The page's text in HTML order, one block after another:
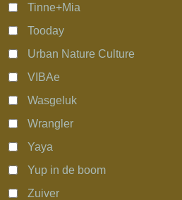
Tinne+Mia
Tooday
Urban Nature Culture
VIBAe
Wasgeluk
Wrangler
Yaya
Yup in de boom
Zuiver